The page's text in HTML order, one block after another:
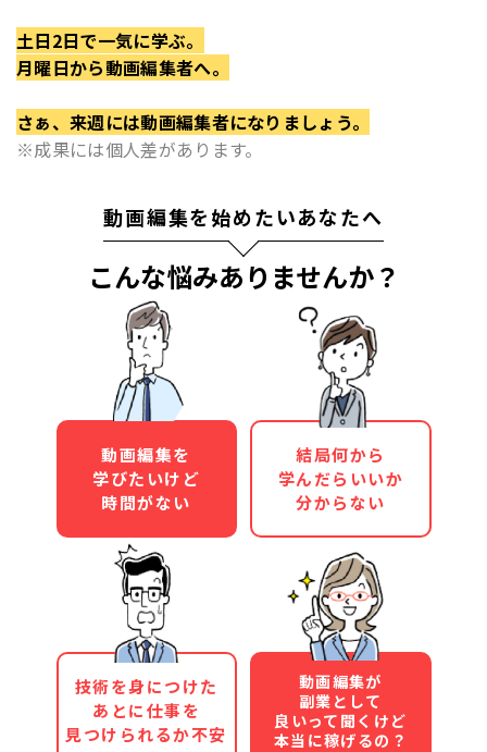
土日2日で一気に学ぶ。
月曜日から動画編集者へ。
さぁ、来週には動画編集者になりましょう。
※成果には個人差があります。
動画編集を始めたいあなたへ
こんな悩みありませんか？
動画編集を
学びたいけど
時間がない
結局何から
学んだらいいか
分からない
技術を身につけた
あとに仕事を
見つけられるか不安
動画編集が
副業として
良いって聞くけど
本当に稼げるの？